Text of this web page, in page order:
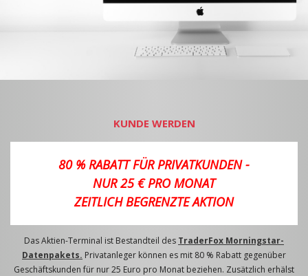
KUNDE WERDEN
80 % RABATT FÜR PRIVATKUNDEN -
NUR 25 € PRO MONAT
ZEITLICH BEGRENZTE AKTION
Das Aktien-Terminal ist Bestandteil des TraderFox Morningstar-
Datenpakets. Privatanleger können es mit 80 % Rabatt gegenüber
Geschäftskunden für nur 25 Euro pro Monat beziehen. Zusätzlich erhälst